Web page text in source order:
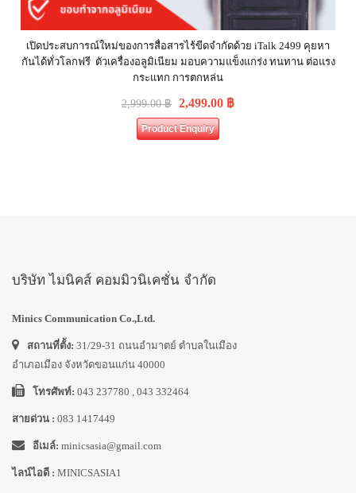
เปิดประสบการณ์ใหม่ของการสื่อสารไร้ขีดจำกัดด้วย iTalk 2499 คุยหา
กันได้ทั่วโลกฟรี ตัวเครื่องอลูมิเนียม มอบความแข็งแกร่ง ทนทาน ต่อแรง
กระแทก การตกหล่น
2,999.00฿ 2,499.00 ฿
Product Enquiry
บริษัท ไมนิคส์ คอมมิวนิเคชั่น จำกัด
Minics Communication Co.,Ltd.
สถานที่ตั้ง: 31/29-31 ถนนอำมาตย์ ตำบลในเมือง
อำเภอเมือง จังหวัดขอนแก่น 40000
โทรศัพท์: 043 237780 , 043 332464
สายด่วน : 083 1417449
อีเมล์: minicsasia@gmail.com
ไลน์ไอดี : MINICSASIA1